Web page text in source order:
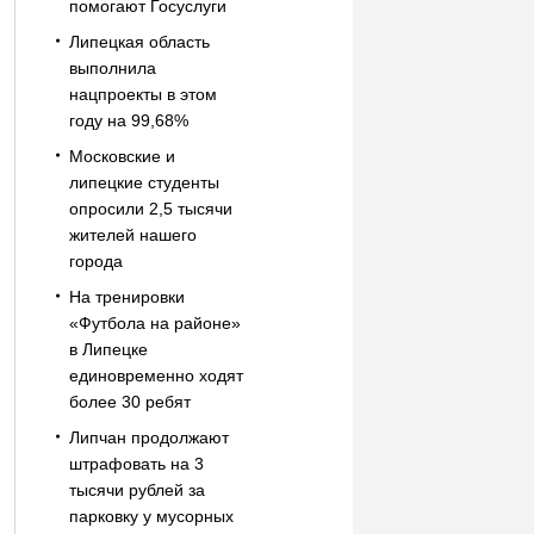
помогают Госуслуги
Липецкая область
выполнила
нацпроекты в этом
году на 99,68%
Московские и
липецкие студенты
опросили 2,5 тысячи
жителей нашего
города
На тренировки
«Футбола на районе»
в Липецке
единовременно ходят
более 30 ребят
Липчан продолжают
штрафовать на 3
тысячи рублей за
парковку у мусорных